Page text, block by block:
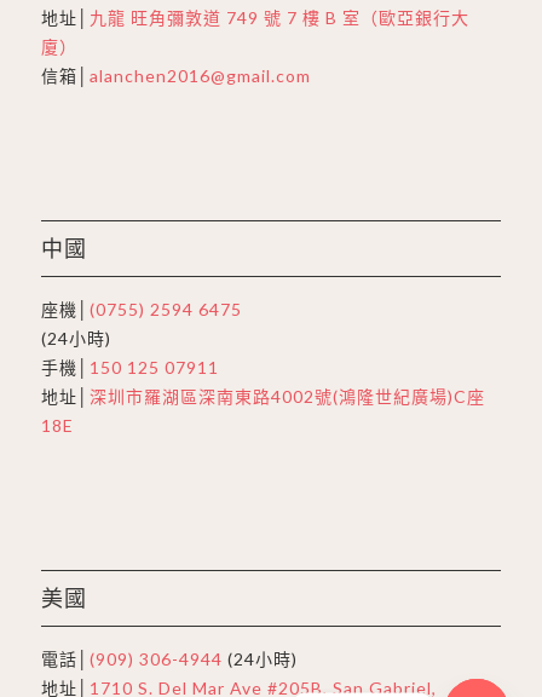
地址│ 九龍 旺角彌敦道 749 號 7 樓 B 室（歐亞銀行大
廈）
信箱│ alanchen2016@gmail.com
中國
座機│ (0755) 2594 6475
(24小時)
手機│ 150 125 07911
地址│ 深圳市羅湖區深南東路4002號(鴻隆世紀廣場)C座
18E
美國
電話│ (909) 306-4944 (24小時)
地址│ 1710 S. Del Mar Ave #205B, San Gabriel,